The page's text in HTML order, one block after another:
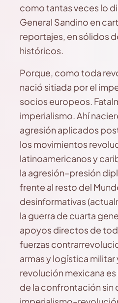
como tantas veces lo
General Sandino en
reportajes, en sólidos
históricos.
Porque, como toda
nació sitiada por el
socios europeos.
imperialismo. Ahí
agresión aplicados
los movimientos
latinoamericanos y
la agresión–presión
frente al resto del
desinformativas
la guerra de cuarta
apoyos directos de
fuerzas
armas y logística militar
revolución mexicana
de la confrontación sin